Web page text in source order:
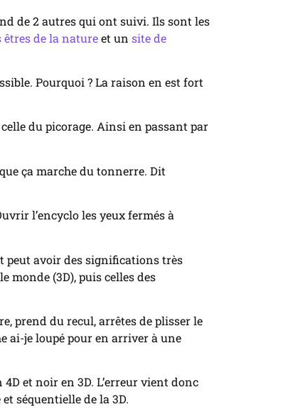
de 2 autres qui ont suivi. Ils sont les
êtres de la natureet un site de
Pourquoi ? La raison en est fort
du picorage. Ainsi en passant par
ça marche du tonnerre. Dit
l’encyclo les yeux fermés à
peut avoir des significations très
monde (3D), puis celles des
prend du recul, arrêtes de plisser le
ai-je loupé pour en arriver à une
et noir en 3D. L’erreur vient donc
séquentielle de la 3D.